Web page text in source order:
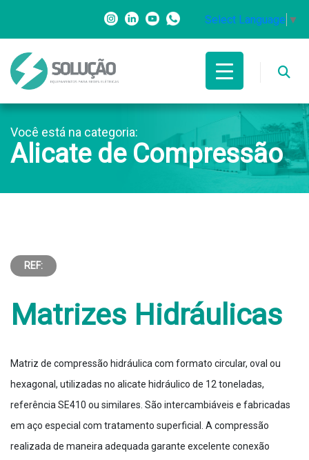
Select Language ▼
Você está na categoria:
Alicate de Compressão
REF:
Matrizes Hidráulicas
Matriz de compressão hidráulica com formato circular, oval ou
hexagonal, utilizadas no alicate hidráulico de 12 toneladas,
referência SE410 ou similares. São intercambiáveis e fabricadas
em aço especial com tratamento superficial. A compressão
realizada de maneira adequada garante excelente conexão